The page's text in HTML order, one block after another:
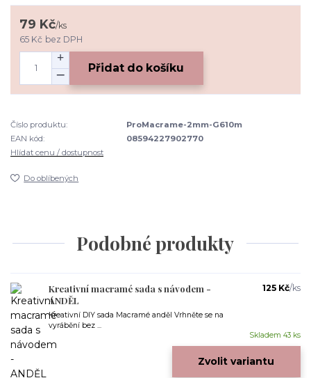
79 Kč/ks
65 Kč bez DPH
Přidat do košíku
Číslo produktu:
ProMacrame-2mm-G610m
EAN kód:
08594227902770
Hlídat cenu / dostupnost
Do oblíbených
Podobné produkty
Kreativní macramé sada s návodem -
ANDĚL
Kreativní DIY sada Macramé anděl Vrhněte se na
vyrábění bez ...
125 Kč/ks
Skladem 43 ks
Zvolit variantu